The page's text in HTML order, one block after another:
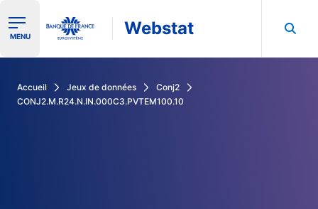
Ouvrir le menu de navigation
MENU Webstat
Accueil Jeux de données
Conj2
CONJ2.M.R24.N.IN.000C3.PVTEM100.10